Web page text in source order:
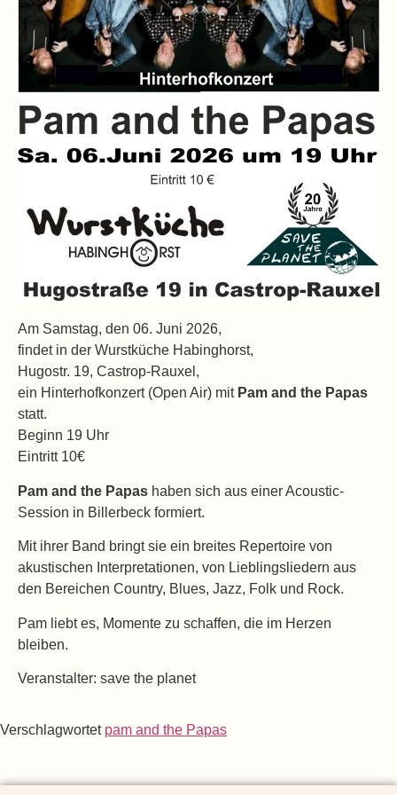
Am Samstag, den 06. Juni 2026,
findet in der Wurstküche Habinghorst,
Hugostr. 19, Castrop-Rauxel,
ein Hinterhofkonzert (Open Air) mit Pam and the Papas
statt.
Beginn 19 Uhr
Eintritt 10€
Pam and the Papas haben sich aus einer Acoustic-
Session in Billerbeck formiert.
Mit ihrer Band bringt sie ein breites Repertoire von
akustischen Interpretationen, von Lieblingsliedern aus
den Bereichen Country, Blues, Jazz, Folk und Rock.
Pam liebt es, Momente zu schaffen, die im Herzen
bleiben.
Veranstalter: save the planet
Verschlagwortet pam and the Papas